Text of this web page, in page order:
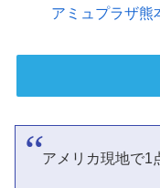
アミュプラザ熊
アメリカ現地で1